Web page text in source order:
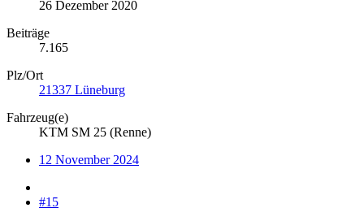
26 Dezember 2020
Beiträge
7.165
Plz/Ort
21337 Lüneburg
Fahrzeug(e)
KTM SM 25 (Renne)
12 November 2024
#15